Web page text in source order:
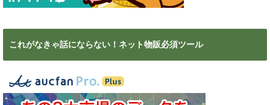
これがなきゃ話にならない！ネット物販必須ツール